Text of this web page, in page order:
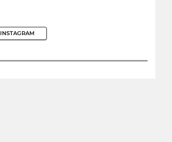
INSTAGRAM